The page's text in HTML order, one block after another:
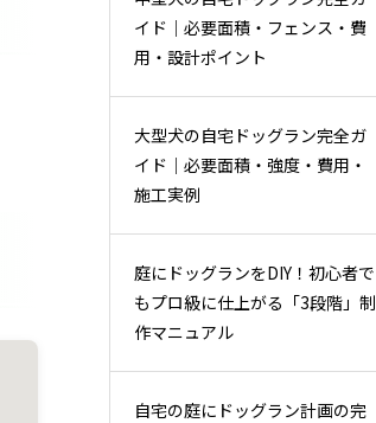
イド｜必要面積・フェンス・費
用・設計ポイント
大型犬の自宅ドッグラン完全ガ
イド｜必要面積・強度・費用・
施工実例
庭にドッグランをDIY！初心者で
もプロ級に仕上がる「3段階」制
作マニュアル
自宅の庭にドッグラン計画の完